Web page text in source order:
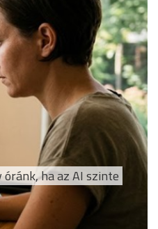
ha az AI szinte